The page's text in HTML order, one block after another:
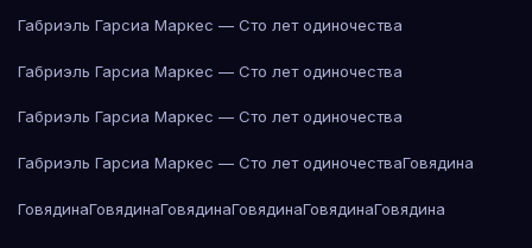
Габриэль Гарсиа Маркес — Сто лет одиночества
Габриэль Гарсиа Маркес — Сто лет одиночества
Габриэль Гарсиа Маркес — Сто лет одиночества
Габриэль Гарсиа Маркес — Сто лет одиночестваГовядина
ГовядинаГовядинаГовядинаГовядинаГовядинаГовядина